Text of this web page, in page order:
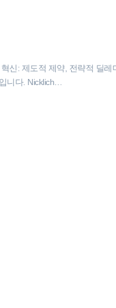
신: 제도적 제약, 전략적 딜
니다. Nicklich…